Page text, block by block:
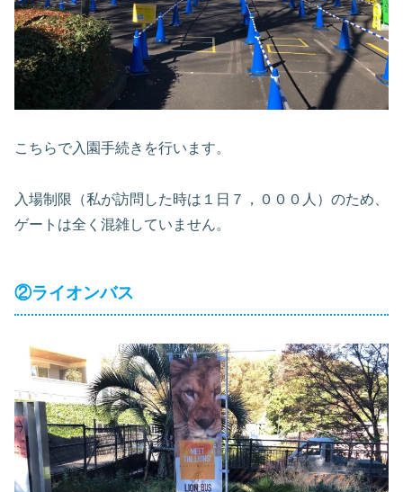
こちらで入園手続きを行います。
入場制限（私が訪問した時は１日７，０００人）のため、
ゲートは全く混雑していません。
②ライオンバス